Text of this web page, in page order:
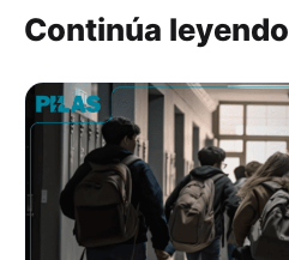
Continúa leyendo